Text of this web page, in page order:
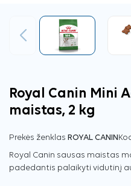
Ankstesnis
Royal Canin Mini
maistas, 2 kg
Prekės ženklas ROYAL CANIN
Royal Canin sausas maistas
padedantis palaikyti vidutinį